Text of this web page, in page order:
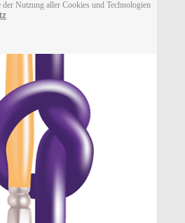
Nutzung aller Cookies und Technologien